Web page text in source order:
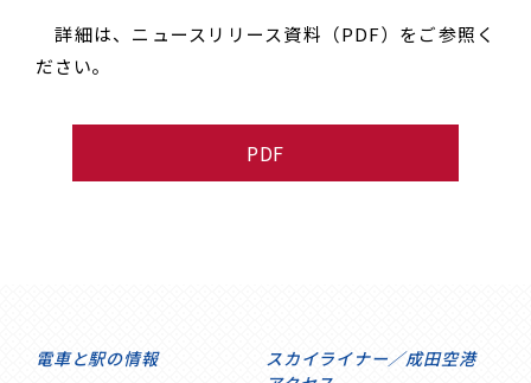
詳細は、ニュースリリース資料（PDF）をご参照く
ださい。
PDF
電車と駅の情報
スカイライナー／成田空港